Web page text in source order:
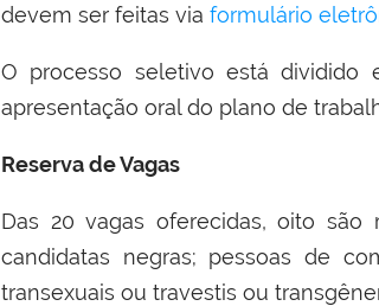
devem ser feitas via formulário
O processo seletivo está dividido
apresentação oral do plano de
Reserva de Vagas
Das 20 vagas oferecidas, oito são
candidatas negras; pessoas de
transexuais ou travestis ou